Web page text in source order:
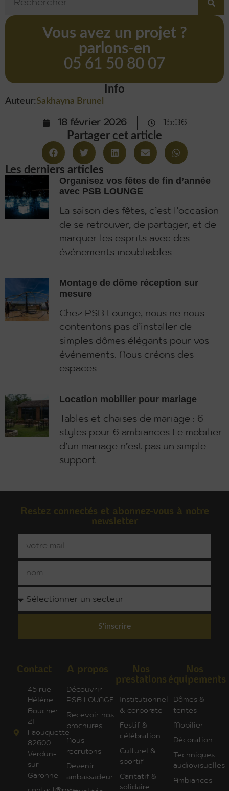
Vous avez un projet ?
parlons-en
05 61 50 80 07
Info
Auteur:Sakhayna Brunel
18 février 2026 15:36
Partager cet article
Les derniers articles
Organisez vos fêtes de fin d’année
avec PSB LOUNGE
La saison des fêtes, c’est l’occasion
de se retrouver, de partager, et de
marquer les esprits avec des
événements inoubliables.
Montage de dôme réception sur
mesure
Chez PSB Lounge, nous ne nous
contentons pas d’installer de
simples dômes élégants pour vos
événements. Nous créons des
espaces
Location mobilier pour mariage
Tables et chaises de mariage : 6
styles pour 6 ambiances Le mobilier
d’un mariage n’est pas un simple
support
Restez connectés et abonnez-vous à notre
newsletter
S'inscrire
Contact
45 rue
Hélène
Boucher
ZI
Faouquette
82600
Verdun-
sur-
Garonne
A propos
Découvrir
PSB LOUNGE
Recevoir nos
brochures
Nous
recrutons
Devenir
ambassadeur
Nos
prestations
Institutionnel
& corporate
Festif &
célébration
Culturel &
sportif
Caritatif &
solidaire
Nos
équipements
Dômes &
tentes
Mobilier
Décoration
Techniques
audiovisuelles
Ambiances